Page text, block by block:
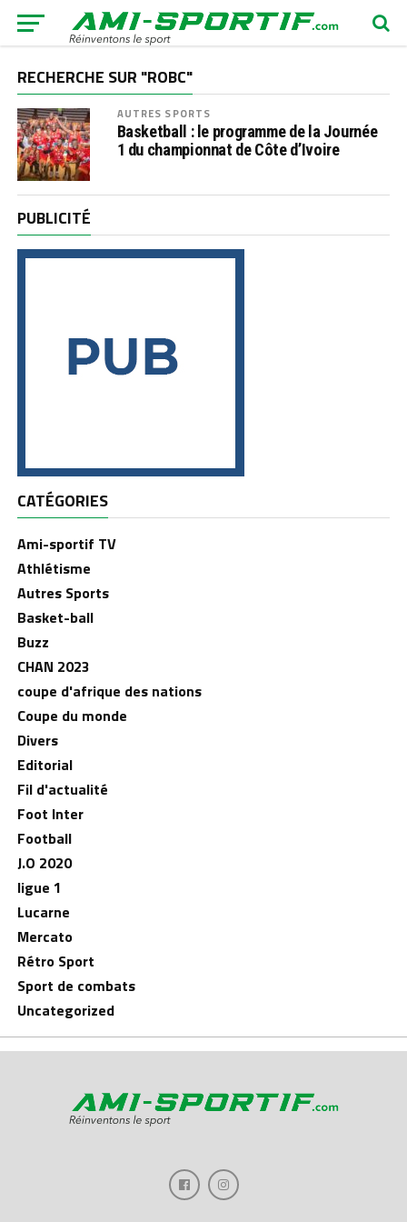
RECHERCHE SUR "ROBC"
AUTRES SPORTS
Basketball : le programme de la Journée
1 du championnat de Côte d’Ivoire
PUBLICITÉ
CATÉGORIES
Ami-sportif TV
Athlétisme
Autres Sports
Basket-ball
Buzz
CHAN 2023
coupe d'afrique des nations
Coupe du monde
Divers
Editorial
Fil d'actualité
Foot Inter
Football
J.O 2020
ligue 1
Lucarne
Mercato
Rétro Sport
Sport de combats
Uncategorized